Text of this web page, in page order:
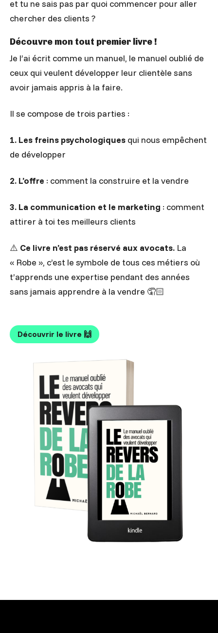
et tu ne sais pas par quoi commencer pour aller
chercher des clients ?
Découvre mon tout premier livre !
Je l’ai écrit comme un manuel, le manuel oublié de
ceux qui veulent développer leur clientèle sans
avoir jamais appris à la faire.
Il se compose de trois parties :
1. Les freins psychologiques qui nous empêchent
de développer
2. L’offre : comment la construire et la vendre
3. La communication et le marketing : comment
attirer à toi tes meilleurs clients
⚠️ Ce livre n’est pas réservé aux avocats. La
« Robe », c’est le symbole de tous ces métiers où
t’apprends une expertise pendant des années
sans jamais apprendre à la vendre 🤦🏻
Découvrir le livre 🙌